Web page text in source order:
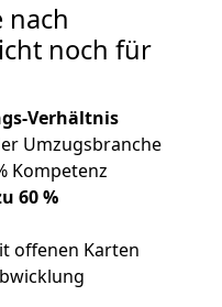
nach
noch für
Verhältnis
Umzugsbranche
Kompetenz
60 %
offenen Karten